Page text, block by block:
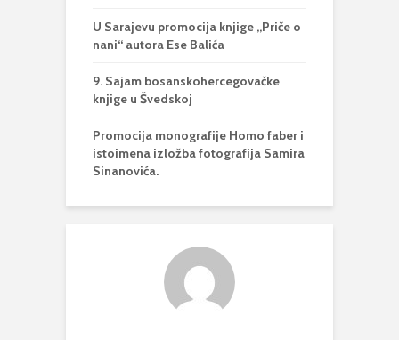
U Sarajevu promocija knjige „Priče o
nani“ autora Ese Balića
9. Sajam bosanskohercegovačke
knjige u Švedskoj
Promocija monografije Homo faber i
istoimena izložba fotografija Samira
Sinanovića.